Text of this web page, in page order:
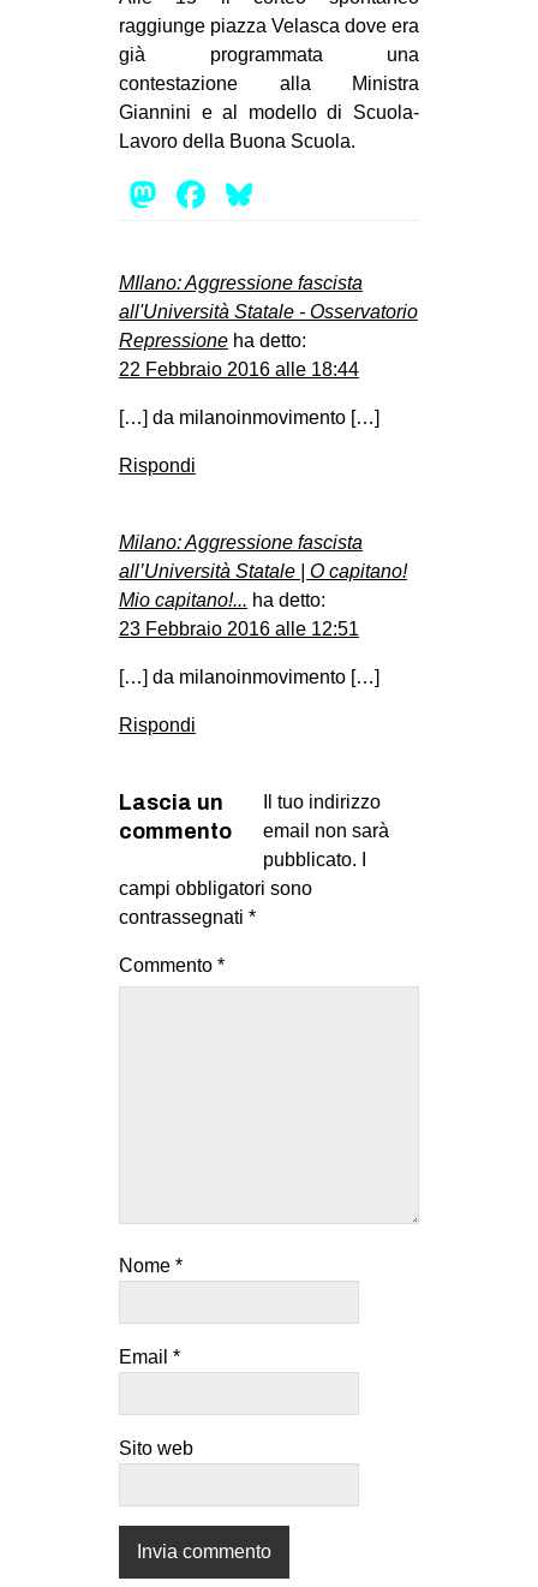
raggiunge piazza Velasca dove era
già programmata una
contestazione alla Ministra
Giannini e al modello di Scuola-
Lavoro della Buona Scuola.
Mastodon
Facebook
MIlano: Aggressione fascista
all'Università Statale - Osservatorio
Repressione ha detto:
22 Febbraio 2016 alle 18:44
[…] da milanoinmovimento […]
Rispondi
Milano: Aggressione fascista
all’Università Statale | O capitano!
Mio capitano!... ha detto:
23 Febbraio 2016 alle 12:51
[…] da milanoinmovimento […]
Rispondi
Lascia un
commento
Il tuo indirizzo
email non sarà
pubblicato.
campi obbligatori sono
contrassegnati *
Commento *
Nome *
Email *
Sito web